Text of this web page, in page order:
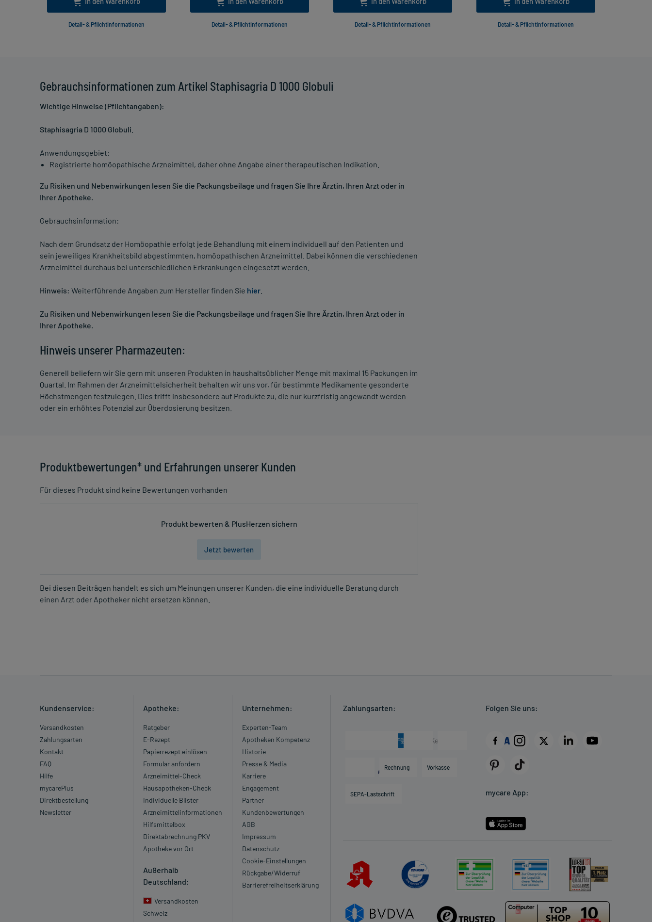
Gebrauchsinformationen zum Artikel Staphisagria D 1000 Globuli
Wichtige Hinweise (Pflichtangaben):
Staphisagria D 1000 Globuli
Anwendungsgebiet:
Registrierte homöopathische Arzneimittel, daher ohne Angabe einer therapeutischen Indikation.
Zu Risiken und Nebenwirkungen lesen Sie die Packungsbeilage und fragen Sie Ihre Ärztin, Ihren Arzt oder in
Ihrer Apotheke.
Gebrauchsinformation:
Nach dem Grundsatz der Homöopathie erfolgt jede Behandlung mit einem individuell auf den Patienten und
sein jeweiliges Krankheitsbild abgestimmten, homöopathischen Arzneimittel. Dabei können die verschiedenen
Arzneimittel durchaus bei unterschiedlichen Erkrankungen eingesetzt werden.
Hinweis: Weiterführende Angaben zum Hersteller finden Sie hier
Zu Risiken und Nebenwirkungen lesen Sie die Packungsbeilage und fragen Sie Ihre Ärztin, Ihren Arzt oder in
Ihrer Apotheke.
Hinweis unserer Pharmazeuten:
Generell beliefern wir Sie gern mit unseren Produkten in haushaltsüblicher Menge mit maximal 15 Packungen im
Quartal. Im Rahmen der Arzneimittelsicherheit behalten wir uns vor, für bestimmte Medikamente gesonderte
Höchstmengen festzulegen. Dies trifft insbesondere auf Produkte zu, die nur kurzfristig angewandt werden
oder ein erhöhtes Potenzial zur Überdosierung besitzen.
Produktbewertungen* und Erfahrungen unserer Kunden
Für dieses Produkt sind keine Bewertungen vorhanden
Produkt bewerten & PlusHerzen sichern
Jetzt bewerten
Bei diesen Beiträgen handelt es sich um Meinungen unserer Kunden, die eine individuelle Beratung durch
einen Arzt oder Apotheker nicht ersetzen können.
Detail- & Pflichtinformationen Detail- & Pflichtinformationen Detail- & Pflichtinformationen Detail- & Pflichtinformationen
Kundenservice:
Versandkosten
Zahlungsarten
Kontakt
FAQ
Hilfe
mycarePlus
Direktbestellung
Newsletter
Apotheke:
Ratgeber
E-Rezept
Papierrezept einlösen
Formular anfordern
Arzneimittel-Check
Hausapotheken-Check
Individuelle Blister
Arzneimittelinformationen
Hilfsmittelbox
Direktabrechnung PKV
Apotheke vor Ort
Außerhalb
Deutschland:
Versandkosten
Schweiz
Unternehmen:
Experten-Team
Apotheken Kompetenz
Historie
Presse & Media
Karriere
Engagement
Partner
Kundenbewertungen
AGB
Impressum
Datenschutz
Cookie-Einstellungen
Rückgabe/Widerruf
Barrierefreiheitserklärung
Zahlungsarten:
Rechnung Vorkasse
SEPA-Lastschrift
Folgen Sie uns:
mycare App: